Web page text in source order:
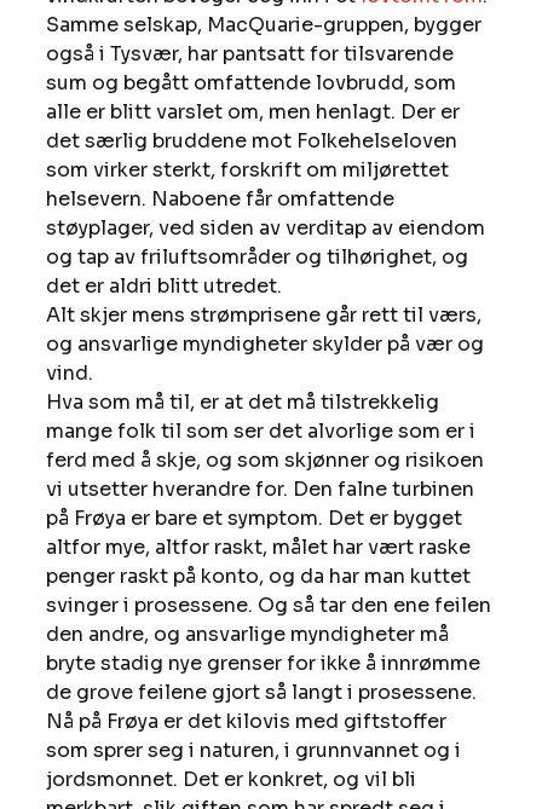
Samme selskap, MacQuarie-gruppen, bygger
også i Tysvær, har pantsatt for tilsvarende
sum og begått omfattende lovbrudd, som
alle er blitt varslet om, men henlagt. Der er
det særlig bruddene mot Folkehelseloven
som virker sterkt, forskrift om miljørettet
helsevern. Naboene får omfattende
støyplager, ved siden av verditap av eiendom
og tap av friluftsområder og tilhørighet, og
det er aldri blitt utredet.
Alt skjer mens strømprisene går rett til værs,
og ansvarlige myndigheter skylder på vær og
vind.
Hva som må til, er at det må tilstrekkelig
mange folk til som ser det alvorlige som er i
ferd med å skje, og som skjønner og risikoen
vi utsetter hverandre for. Den falne turbinen
på Frøya er bare et symptom. Det er bygget
altfor mye, altfor raskt, målet har vært raske
penger raskt på konto, og da har man kuttet
svinger i prosessene. Og så tar den ene feilen
den andre, og ansvarlige myndigheter må
bryte stadig nye grenser for ikke å innrømme
de grove feilene gjort så langt i prosessene.
Nå på Frøya er det kilovis med giftstoffer
som sprer seg i naturen, i grunnvannet og i
jordsmonnet. Det er konkret, og vil bli